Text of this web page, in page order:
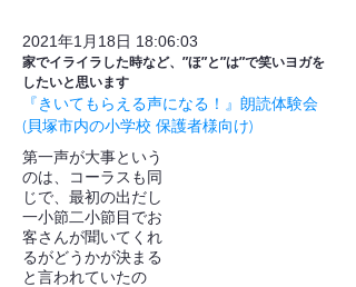
2021年1月18日 18:06:03
家でイライラした時など、”ほ”と”は”で笑いヨガを
したいと思います
『きいてもらえる声になる！』朗読体験会
(貝塚市内の小学校 保護者様向け)
第一声が大事という
のは、コーラスも同
じで、最初の出だし
一小節二小節目でお
客さんが聞いてくれ
るがどうかが決まる
と言われていたの